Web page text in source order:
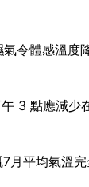
令體感溫度
3 點應減
平均氣溫完